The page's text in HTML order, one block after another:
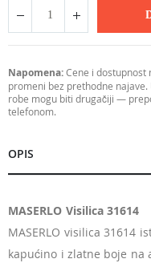
Napomena:Cene i dostupnost
promeni bez prethodne
robe mogu biti drugačiji —
telefonom.
OPIS
MASERLO Visilica 31614
MASERLO visilica 31614
kapućino i zlatne boje na